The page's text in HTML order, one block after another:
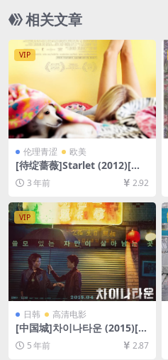
GB][中文字幕]
相关文章
VIP
伦理青涩 欧美
[待绽蔷薇]Starlet (2012)[百
度网盘+迅雷云盘资源1080P
超清未删减][MP4/6.2GB][中
英字幕]
3 年前 2.92
VIP
日韩 高清电影
[中国城]차이나타운 (2015)[百
度网盘+迅雷云盘资源1080P
超清未删减][MP4/5.6GB][韩
5 年前 2.87